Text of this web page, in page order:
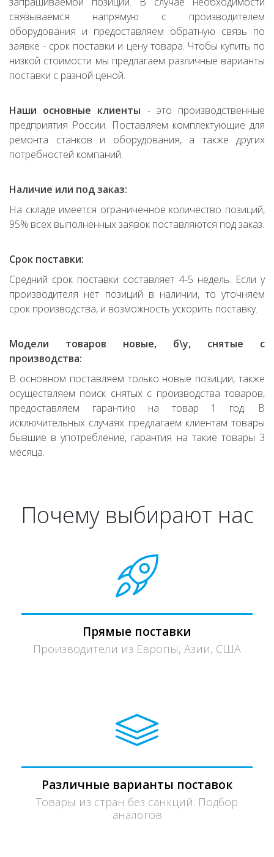
связываемся напрямую с производителем
оборудования и предоставляем обратную связь по
заявке - срок поставки и цену товара. Чтобы купить по
низкой стоимости мы предлагаем различные варианты
поставки с разной ценой.
Наши основные клиенты - это производственные
предприятия России. Поставляем комплектующие для
ремонта станков и оборудования, а также других
потребностей компаний.
Наличие или под заказ:
На складе имеется ограниченное количество позиций,
95% всех выполненных заявок поставляются под заказ.
Срок поставки:
Средний срок поставки составляет 4-5 недель. Если у
производителя нет позиций в наличии, то уточняем
срок производства, и возможность ускорить поставку.
Модели товаров новые, б\у, снятые с
производства:
В основном поставляем только новые позиции, также
осуществляем поиск снятых с производства товаров,
предоставляем гарантию на товар 1 год. В
исключительных случаях предлагаем клиентам товары
бывшие в употребление, гарантия на такие товары 3
месяца.
Почему выбирают нас
Прямые поставки
Производители из Европы, Азии, США
Различные варианты поставок
Товары из стран без санкций. Подбор
аналогов